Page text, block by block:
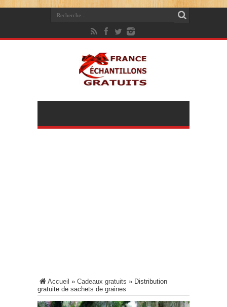
Accueil » Cadeaux gratuits » Distribution
gratuite de sachets de graines